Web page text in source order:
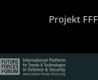
Projekt FFF